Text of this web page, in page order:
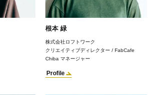
根本 緑
株式会社ロフトワーク
クリエイティブディレクター / FabCafe
Chiba マネージャー
Profile